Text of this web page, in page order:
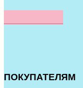
ПОКУПАТЕЛЯМ